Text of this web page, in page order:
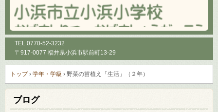
TEL.0770-52-3232
〒917-0077 福井県小浜市駅前町13-29
トップ› 学年・学級 › 野菜の苗植え「生活」（２年）
ブログ